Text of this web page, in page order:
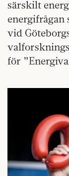
särskilt
energifrågan
vid
för